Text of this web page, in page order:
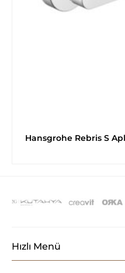
Hansgrohe Rebris S
Hızlı Menü